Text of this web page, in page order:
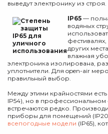
выведут электронику из строя.
IP65 —
водяных
других
влажная
электроника изолирована,
уплотнители. Для open-air
правильный выбор.
Между этими крайностями
IP54), но в
встречаются редко.
приборы для помещений
всепогодные модели (IP65),